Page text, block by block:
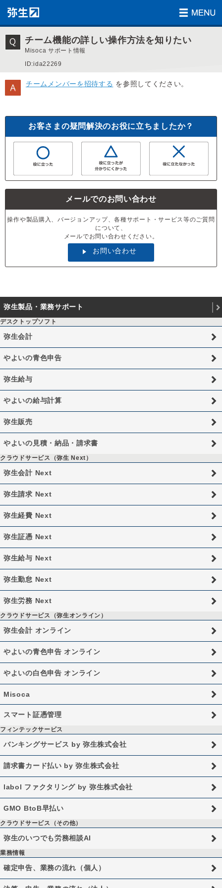
チーム機能の詳しい操作方法を知りたい
Misoca サポート情報
ID:ida22269
チームメンバーを招待する を参照してください。
お客さまの疑問解決のお役に立ちましたか？
メールでのお問い合わせ
操作や製品購入、バージョンアップ、各種サポート・サービス等のご質問
について、
メールでお問い合わせください。
お問い合わせ
弥生製品・業務サポート
デスクトップソフト
弥生会計
やよいの青色申告
弥生給与
やよいの給与計算
弥生販売
やよいの見積・納品・請求書
クラウドサービス（弥生 Next）
弥生会計 Next
弥生請求 Next
弥生経費 Next
弥生証憑 Next
弥生給与 Next
弥生勤怠 Next
弥生労務 Next
クラウドサービス（弥生オンライン）
弥生会計 オンライン
やよいの青色申告 オンライン
やよいの白色申告 オンライン
Misoca
スマート証憑管理
フィンテックサービス
バンキングサービス by 弥生株式会社
請求書カード払い by 弥生株式会社
labol ファクタリング by 弥生株式会社
GMO BtoB早払い
クラウドサービス（その他）
弥生のいつでも労務相談AI
業務情報
確定申告、業務の流れ（個人）